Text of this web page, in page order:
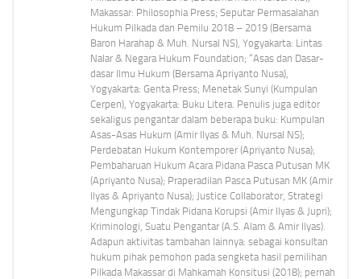
Makassar: Philosophia Press; Seputar Permasalahan
Hukum Pilkada dan Pemilu 2018 – 2019 (Bersama
Baron Harahap & Muh. Nursal NS), Yogyakarta: Lintas
Nalar & Negara Hukum Foundation; “Asas dan Dasar-
dasar Ilmu Hukum (Bersama Apriyanto Nusa),
Yogyakarta: Genta Press; Menetak Sunyi (Kumpulan
Cerpen), Yogyakarta: Buku Litera. Penulis juga editor
sekaligus pengantar dalam beberapa buku: Kumpulan
Asas-Asas Hukum (Amir Ilyas & Muh. Nursal NS);
Perdebatan Hukum Kontemporer (Apriyanto Nusa);
Pembaharuan Hukum Acara Pidana Pasca Putusan MK
(Apriyanto Nusa); Praperadilan Pasca Putusan MK (Amir
Ilyas & Apriyanto Nusa); Justice Collaborator, Strategi
Mengungkap Tindak Pidana Korupsi (Amir Ilyas & Jupri);
Kriminologi, Suatu Pengantar (A.S. Alam & Amir Ilyas).
Adapun aktivitas tambahan lainnya: sebagai konsultan
hukum pihak pemohon pada sengketa hasil pemilihan
Pilkada Makassar di Mahkamah Konsitusi (2018); pernah